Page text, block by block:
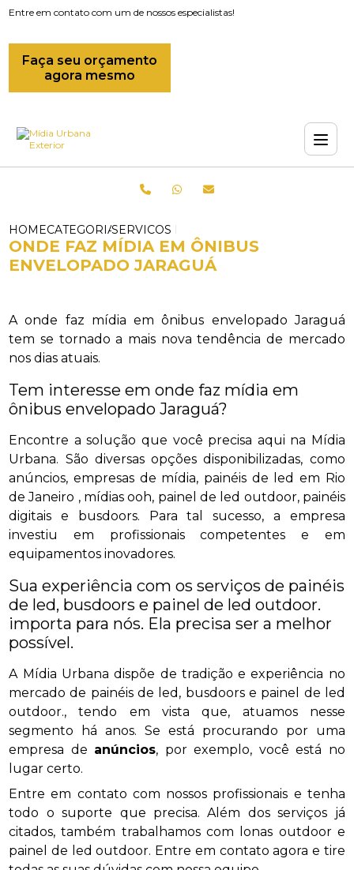
Entre em contato com um de nossos especialistas!
Faça seu orçamento
agora mesmo
HOMECATEGORIASSERVICOS DE ENVELOPAMENTO DE
ONDE FAZ MÍDIA EM ÔNIBUS
ENVELOPADO JARAGUÁ
A onde faz mídia em ônibus envelopado Jaraguá
tem se tornado a mais nova tendência de mercado
nos dias atuais.
Tem interesse em onde faz mídia em
ônibus envelopado Jaraguá?
Encontre a solução que você precisa aqui na Mídia
Urbana. São diversas opções disponibilizadas, como
anúncios, empresas de mídia, painéis de led em Rio
de Janeiro , mídias ooh, painel de led outdoor, painéis
digitais e busdoors. Para tal sucesso, a empresa
investiu em profissionais competentes e em
equipamentos inovadores.
Sua experiência com os serviços de painéis
de led, busdoors e painel de led outdoor.
importa para nós. Ela precisa ser a melhor
possível.
A Mídia Urbana dispõe de tradição e experiência no
mercado de painéis de led, busdoors e painel de led
outdoor., tendo em vista que, atuamos nesse
segmento há anos. Se está procurando por uma
empresa de anúncios, por exemplo, você está no
lugar certo.
Entre em contato com nossos profissionais e tenha
todo o suporte que precisa. Além dos serviços já
citados, também trabalhamos com lonas outdoor e
painel de led outdoor. Entre em contato agora e tire